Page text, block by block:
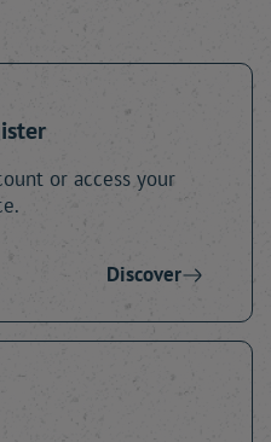
or access your
Discover